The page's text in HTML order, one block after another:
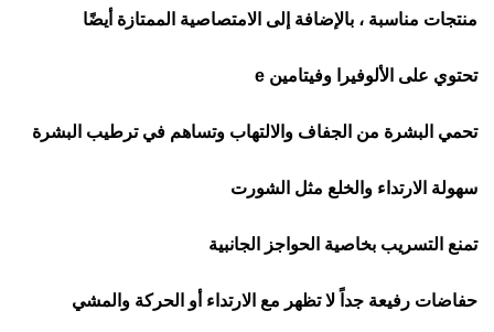
منتجات مناسبة ، بالإضافة إلى الامتصاصية الممتازة أيضًا
تحتوي على الألوفيرا وفيتامين e
تحمي البشرة من الجفاف والالتهاب وتساهم في ترطيب البشرة
سهولة الارتداء والخلع مثل الشورت
تمنع التسريب بخاصية الحواجز الجانبية
حفاضات رفيعة جداً لا تظهر مع الارتداء أو الحركة والمشي